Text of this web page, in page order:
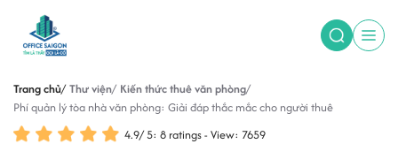
Trang chủ Thư viện Kiến thức thuê văn phòng
Phí quản lý tòa nhà văn phòng: Giải đáp thắc mắc cho người thuê
4.9/5: 8 ratings - View: 7659